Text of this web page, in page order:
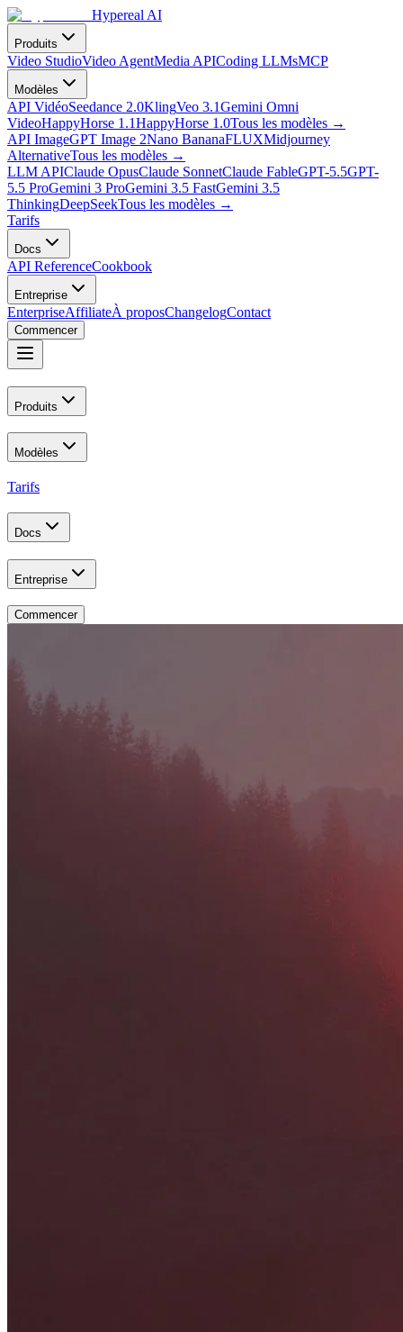
Hypereal AI
Produits
Video StudioVideo AgentMedia APICoding LLMsMCP
Modèles
API VidéoSeedance 2.0KlingVeo 3.1Gemini Omni
VideoHappyHorse 1.1HappyHorse 1.0Tous les modèles →
API ImageGPT Image 2Nano BananaFLUXMidjourney
AlternativeTous les modèles →
LLM APIClaude OpusClaude SonnetClaude FableGPT-5.5GPT-
5.5 ProGemini 3 ProGemini 3.5 FastGemini 3.5
ThinkingDeepSeekTous les modèles →
Tarifs
Docs
API ReferenceCookbook
Entreprise
EnterpriseAffiliateÀ proposChangelogContact
Commencer
Produits
Modèles
Tarifs
Docs
Entreprise
Commencer